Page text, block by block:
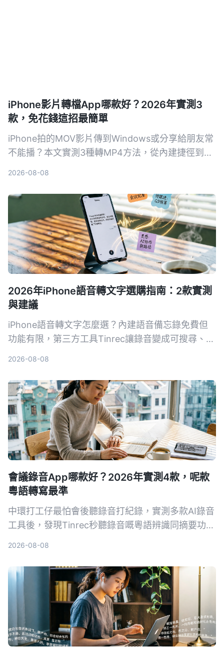
iPhone影片轉檔App哪款好？2026年實測3
款，免花錢這招最簡單
iPhone拍的MOV影片傳到Windows或分享給朋友常
不能播？本文實測3種轉MP4方法，從內建捷徑到專
2026-08-08
2026年iPhone語音轉文字選購指南：2款實測
與建議
iPhone語音轉文字怎麼選？內建語音備忘錄免費但
功能有限，第三方工具Tinrec讓錄音變成可搜尋、可
2026-08-08
會議錄音App哪款好？2026年實測4款，呢款
粵語轉寫最準
中環打工仔最怕會後聽錄音打紀錄，實測多款AI錄音
工具後，發現Tinrec秒聽錄音嘅粵語辨識同摘要功能
2026-08-08